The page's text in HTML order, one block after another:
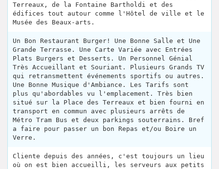
Terreaux, de la Fontaine Bartholdi et des
édifices tout autour comme l'Hôtel de ville et le
Musée des Beaux-arts.
Un Bon Restaurant Burger! Une Bonne Salle et Une
Grande Terrasse. Une Carte Variée avec Entrées
Plats Burgers et Desserts. Un Personnel Génial
Très Accueillant et Souriant. Plusieurs Grands TV
qui retransmettent événements sportifs ou autres.
Une Bonne Musique d'Ambiance. Les Tarifs sont
plus qu'abordables vu l'emplacement. Très bien
situé sur la Place des Terreaux et bien fourni en
transport en commun avec plusieurs arrêts de
Métro Tram Bus et deux parkings souterrains. Bref
a faire pour passer un bon Repas et/ou Boire un
Verre.
Cliente depuis des années, c'est toujours un lieu
où on est bien accueilli, les serveurs aux petits